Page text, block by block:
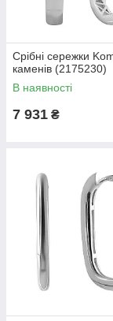
Срібні сережки
каменів (2175230)
В наявності
7 931 ₴